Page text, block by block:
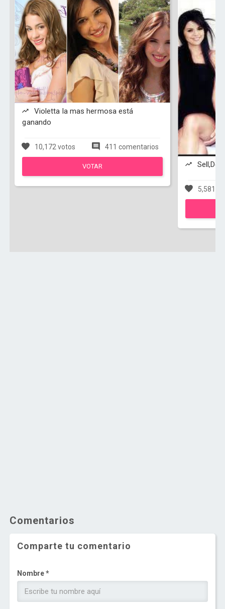
Violetta la mas hermosa está
ganando
10,172 votos 411 comentarios
VOTAR
5,581
Comentarios
Comparte tu comentario
Nombre *